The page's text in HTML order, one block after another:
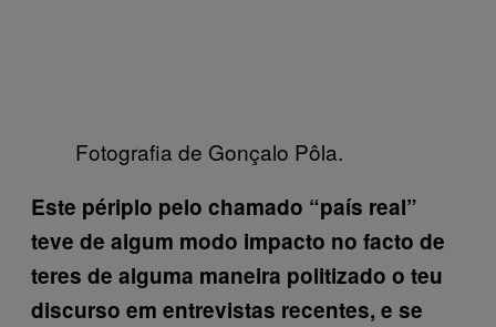
Fotografia de Gonçalo Pôla.
Este périplo pelo chamado “país real”
teve de algum modo impacto no facto de
teres de alguma maneira politizado o teu
discurso em entrevistas recentes, e se